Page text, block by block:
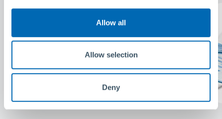
Allow all
Allow selection
Deny